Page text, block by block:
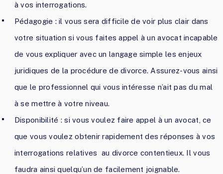
à vos interrogations.
Pédagogie : il vous sera difficile de voir plus clair dans
votre situation si vous faites appel à un avocat incapable
de vous expliquer avec un langage simple les enjeux
juridiques de la procédure de divorce. Assurez-vous ainsi
que le professionnel qui vous intéresse n’ait pas du mal
à se mettre à votre niveau.
Disponibilité : si vous voulez faire appel à un avocat, ce
que vous voulez obtenir rapidement des réponses à vos
interrogations relatives au divorce contentieux. Il vous
faudra ainsi quelqu’un de facilement joignable.